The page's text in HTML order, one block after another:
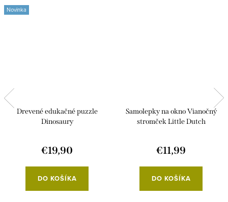
Novinka
Drevené edukačné puzzle
Dinosaury
€19,90
DO KOŠÍKA
Samolepky na okno Vianočný
stromček Little Dutch
€11,99
DO KOŠÍKA